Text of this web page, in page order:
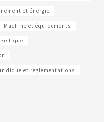
et énergie
Machine et équipements
et règlementations